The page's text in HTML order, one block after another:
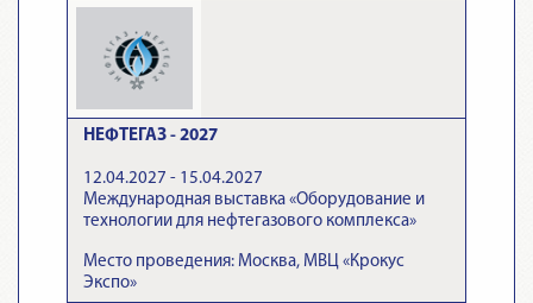
НЕФТЕГАЗ - 2027
12.04.2027 - 15.04.2027
Международная выставка «Оборудование и
технологии для нефтегазового комплекса»
Место проведения: Москва, МВЦ «Крокус
Экспо»